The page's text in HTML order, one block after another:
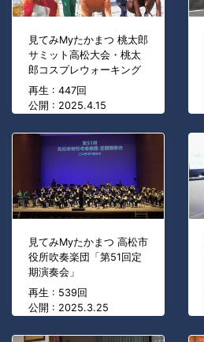
見てみMyたかまつ 桃太郎
サミット高松大会・桃太
郎コスプレウォーキング
再生 : 447回
公開 : 2025.4.15
見てみMyたかまつ 高松市
役所吹奏楽団「第51回定
期演奏会」
再生 : 539回
公開 : 2025.3.25